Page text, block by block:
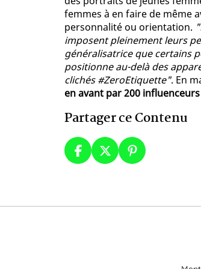
femmes à en faire de même
personnalité ou orientation.
imposent pleinement leurs
généralisatrice que certains
positionne au-delà des
clichés #ZeroEtiquette". En
en avant par 200 influenceurs
Partager ce Contenu